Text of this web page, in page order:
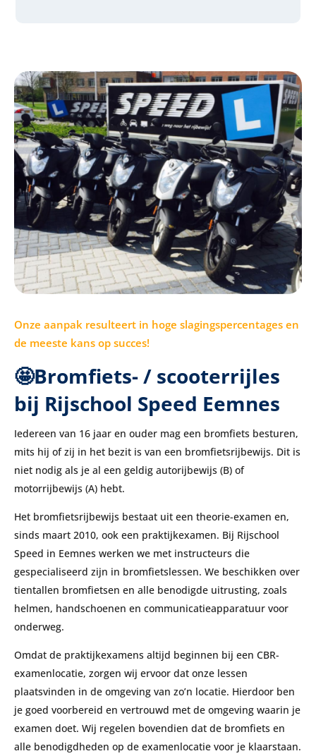
Onze aanpak resulteert in hoge slagingspercentages en
de meeste kans op succes!
🤩Bromfiets- / scooterrijles
bij Rijschool Speed Eemnes
Iedereen van 16 jaar en ouder mag een bromfiets besturen,
mits hij of zij in het bezit is van een bromfietsrijbewijs. Dit is
niet nodig als je al een geldig autorijbewijs (B) of
motorrijbewijs (A) hebt.
Het bromfietsrijbewijs bestaat uit een theorie-examen en,
sinds maart 2010, ook een praktijkexamen. Bij Rijschool
Speed in Eemnes werken we met instructeurs die
gespecialiseerd zijn in bromfietslessen. We beschikken over
tientallen bromfietsen en alle benodigde uitrusting, zoals
helmen, handschoenen en communicatieapparatuur voor
onderweg.
Omdat de praktijkexamens altijd beginnen bij een CBR-
examenlocatie, zorgen wij ervoor dat onze lessen
plaatsvinden in de omgeving van zo’n locatie. Hierdoor ben
je goed voorbereid en vertrouwd met de omgeving waarin je
examen doet. Wij regelen bovendien dat de bromfiets en
alle benodigdheden op de examenlocatie voor je klaarstaan.